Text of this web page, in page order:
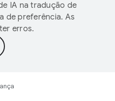
IA na tradução de
de preferência. As
erros.